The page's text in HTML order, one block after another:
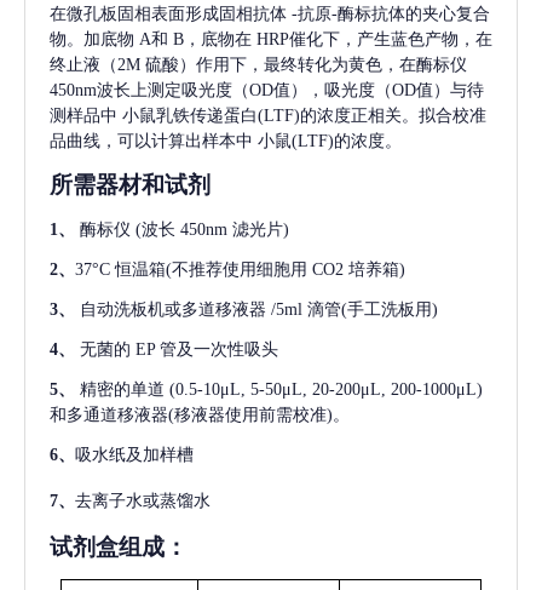
在微孔板固相表面形成固相抗体 -抗原-酶标抗体的夹心复合
物。加底物 A和 B，底物在 HRP催化下，产生蓝色产物，在
终止液（2M 硫酸）作用下，最终转化为黄色，在酶标仪
450nm波长上测定吸光度（OD值），吸光度（OD值）与待
测样品中 小鼠乳铁传递蛋白(LTF)的浓度正相关。拟合校准
品曲线，可以计算出样本中 小鼠(LTF)的浓度。
所需器材和试剂
1、 酶标仪 (波长 450nm 滤光片)
2、 37°C 恒温箱(不推荐使用细胞用 CO2 培养箱)
3、 自动洗板机或多道移液器 /5ml 滴管(手工洗板用)
4、 无菌的 EP 管及一次性吸头
5、 精密的单道 (0.5-10μL, 5-50μL, 20-200μL, 200-1000μL)
和多通道移液器(移液器使用前需校准)。
6、 吸水纸及加样槽
7、 去离子水或蒸馏水
试剂盒组成：